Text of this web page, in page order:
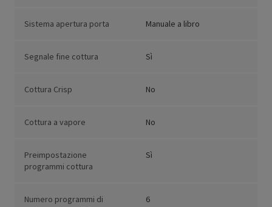
Sistema apertura porta Manuale a libro
Segnale fine cottura Sì
Cottura Crisp No
Cottura a vapore No
Preimpostazione
programmi cottura
Sì
Numero programmi di
6